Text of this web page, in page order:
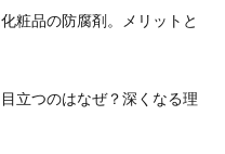
粧品の防腐剤。メリットと
立つのはなぜ？深くなる理